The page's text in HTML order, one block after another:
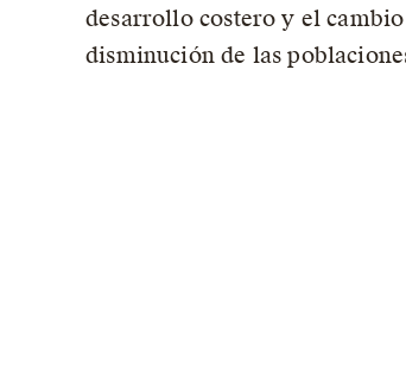
desarrollo costero y el
disminución de las